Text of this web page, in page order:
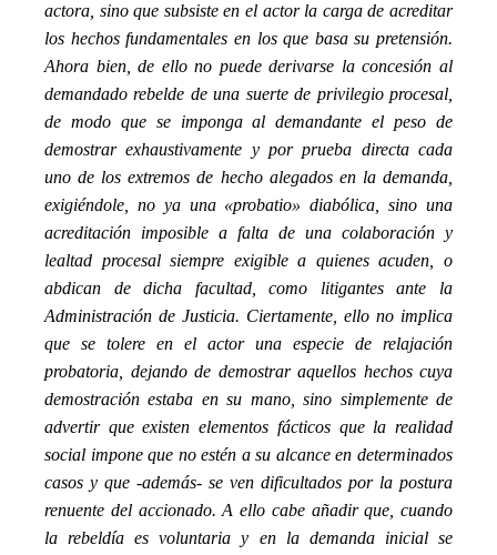
actora, sino que subsiste en el actor la carga de acreditar
los hechos fundamentales en los que basa su pretensión.
Ahora bien, de ello no puede derivarse la concesión al
demandado rebelde de una suerte de privilegio procesal,
de modo que se imponga al demandante el peso de
demostrar exhaustivamente y por prueba directa cada
uno de los extremos de hecho alegados en la demanda,
exigiéndole, no ya una «probatio» diabólica, sino una
acreditación imposible a falta de una colaboración y
lealtad procesal siempre exigible a quienes acuden, o
abdican de dicha facultad, como litigantes ante la
Administración de Justicia. Ciertamente, ello no implica
que se tolere en el actor una especie de relajación
probatoria, dejando de demostrar aquellos hechos cuya
demostración estaba en su mano, sino simplemente de
advertir que existen elementos fácticos que la realidad
social impone que no estén a su alcance en determinados
casos y que -además- se ven dificultados por la postura
renuente del accionado. A ello cabe añadir que, cuando
la rebeldía es voluntaria y en la demanda inicial se